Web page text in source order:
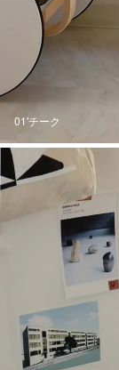
01'チーク